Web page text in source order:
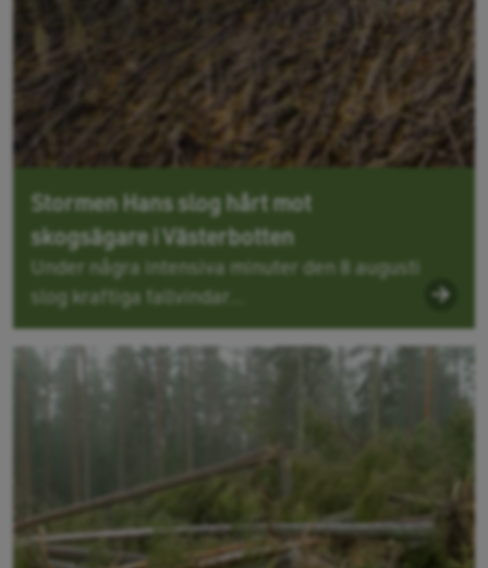
Stormen Hans slog hårt mot
skogsägare i Västerbotten
Under några intensiva minuter den 8 augusti
slog kraftiga fallvindar...